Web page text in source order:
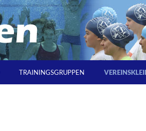
TRAININGSGRUPPEN